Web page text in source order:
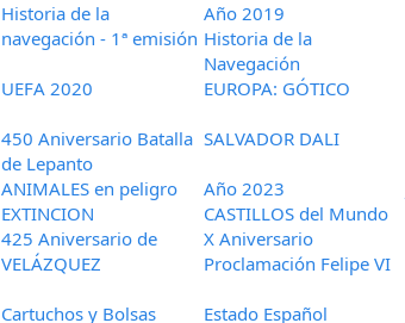
Historia de la
navegación - 1ª emisión
Año 2019
Historia de la
Navegación
UEFA 2020 EUROPA: GÓTICO
450 Aniversario Batalla
de Lepanto
SALVADOR DALI
ANIMALES en peligro
EXTINCION
Año 2023
CASTILLOS del Mundo
425 Aniversario de
VELÁZQUEZ
X Aniversario
Proclamación Felipe VI
Cartuchos y Bolsas
Estado Español